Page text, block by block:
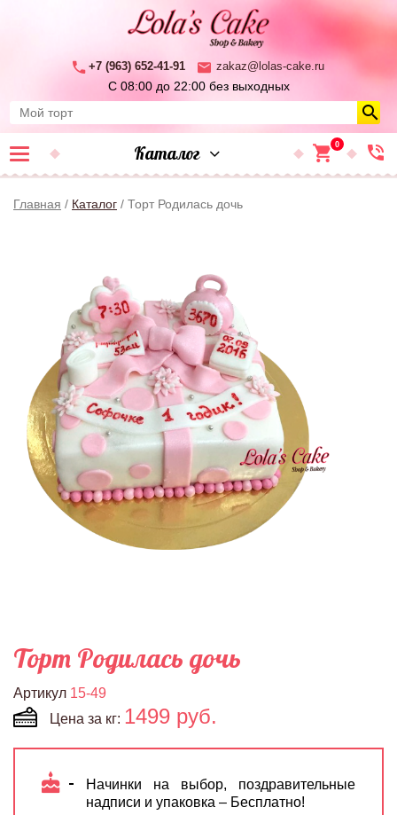
+7 (963) 652-41-91 zakaz@lolas-cake.ru
С 08:00 до 22:00 без выходных
Каталог 0
Главная / Каталог / Торт Родилась дочь
Торт Родилась дочь
Артикул 15-49
Цена за кг: 1499 руб.
Начинки на выбор, поздравительные
надписи и упаковка – Бесплатно!